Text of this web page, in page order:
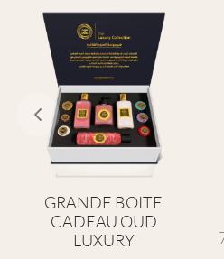
GRANDE BOITE
CADEAU OUD
LUXURY